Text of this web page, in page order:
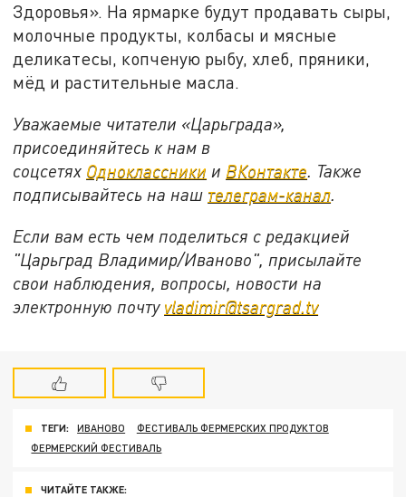
Здоровья». На ярмарке будут продавать сыры,
молочные продукты, колбасы и мясные
деликатесы, копченую рыбу, хлеб, пряники,
мёд и растительные масла.
Уважаемые читатели «Царьграда»,
присоединяйтесь к нам в
соцсетях Одноклассники и ВКонтакте. Также
подписывайтесь на наш телеграм-канал.
Если вам есть чем поделиться с редакцией
"Царьград Владимир/Иваново", присылайте
свои наблюдения, вопросы, новости на
электронную почту vladimir@tsargrad.tv
ТЕГИ: ИВАНОВО
ФЕСТИВАЛЬ ФЕРМЕРСКИХ ПРОДУКТОВ
ФЕРМЕРСКИЙ ФЕСТИВАЛЬ
ЧИТАЙТЕ ТАКЖЕ: